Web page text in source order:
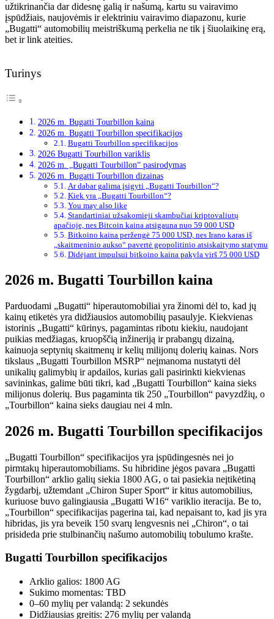
užtikrinančia dar didesnę galią ir našumą, kartu su vairavimo
įspūdžiais, naujovėmis ir elektriniu vairavimo diapazonu, kurie
„Bugatti“ automobilių meistriškumą perkelia ne tik į šiuolaikinę erą,
bet ir link ateities.
Turinys
2026 m. Bugatti Tourbillon kaina
2026 m. Bugatti Tourbillon specifikacijos
Bugatti Tourbillon specifikacijos
2026 Bugatti Tourbillon variklis
2026 m. „Bugatti Tourbillon“ pasirodymas
2026 m. Bugatti Tourbillon dizainas
Ar dabar galima įsigyti „Bugatti Tourbillon“?
Kiek yra „Bugatti Tourbillon“?
You may also like
Standartiniai užsakomieji skambučiai kriptovaliutų
apačioje, nes Bitcoin kaina atsigauna nuo 59 000 USD
Bitkoino kaina peržengė 75 000 USD, nes Irano karas iš
„skaitmeninio aukso“ pavertė geopolitinio atsiskaitymo statymu
Didėjant impulsui bitkoino kaina pakyla virš 75 000 USD
2026 m. Bugatti Tourbillon kaina
Parduodami „Bugatti“ hiperautomobiliai yra žinomi dėl to, kad jų
kainų etiketės yra didžiausios automobilių pasaulyje. Kiekvienas
istorinis „Bugatti“ kūrinys, pagamintas ribotu kiekiu, naudojant
puikias medžiagas, kruopščią inžineriją ir prabangų dizainą,
kainuoja septynių skaitmenų ir kelių milijonų dolerių kainas. Nors
tikslaus „Bugatti Tourbillon MSRP“ neįmanoma nustatyti dėl
unikalių galimybių ir apdailos, kurias gali pasirinkti kiekvienas
savininkas, galime būti tikri, kad „Bugatti Tourbillon“ kaina sieks
milijonus dolerių. Bus pagaminta tik 250 „Tourbillon“ pavyzdžių, o
„Tourbillon“ kaina sieks daugiau nei 4 mln.
2026 m. Bugatti Tourbillon specifikacijos
„Bugatti Tourbillon“ specifikacijos yra įspūdingesnės nei jo
pirmtakų hiperautomobiliams. Su hibridine jėgos pavara „Bugatti
Tourbillon“ arklio galių siekia 1800 AG, o tai pasiekia neįtikėtiną
žygdarbį, užtemdant „Chiron Super Sport“ ir kitus automobilius,
kuriuose buvo galingiausia „Bugatti W16“ variklio iteracija. Be to,
„Tourbillon“ specifikacijas pagerina tai, kad nepaisant to, kad jis yra
hibridas, jis yra beveik 150 svarų lengvesnis nei „Chiron“, o tai
prisideda prie stulbinančių našumo automobilių tobulumo krašte.
Bugatti Tourbillon specifikacijos
Arklio galios: 1800 AG
Sukimo momentas: TBD
0–60 mylių per valandą: 2 sekundės
Didžiausias greitis: 276 mylių per valandą